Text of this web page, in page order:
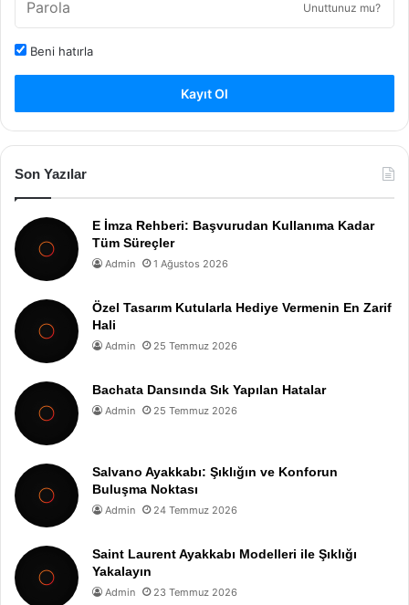
Unuttunuz mu?
Beni hatırla
Kayıt Ol
Son Yazılar
E İmza Rehberi: Başvurudan Kullanıma Kadar
Tüm Süreçler
Admin 1 Ağustos 2026
Özel Tasarım Kutularla Hediye Vermenin En Zarif
Hali
Admin 25 Temmuz 2026
Bachata Dansında Sık Yapılan Hatalar
Admin 25 Temmuz 2026
Salvano Ayakkabı: Şıklığın ve Konforun
Buluşma Noktası
Admin 24 Temmuz 2026
Saint Laurent Ayakkabı Modelleri ile Şıklığı
Yakalayın
Admin 23 Temmuz 2026